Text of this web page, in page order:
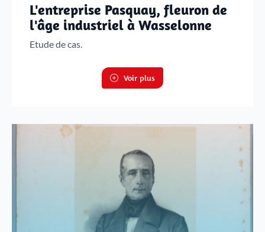
L'entreprise Pasquay, fleuron de
l'âge industriel à Wasselonne
Etude de cas.
Voir plus